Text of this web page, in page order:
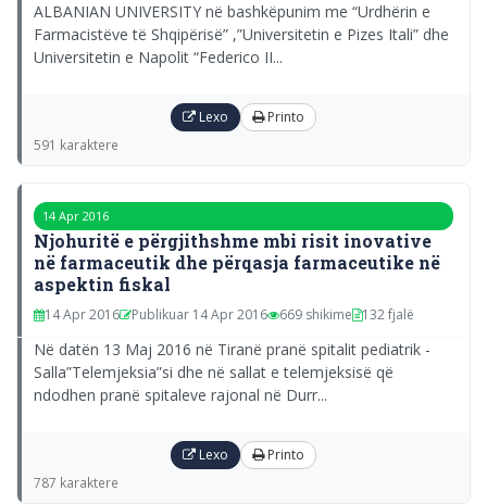
ALBANIAN UNIVERSITY në bashkëpunim me “Urdhërin e
Farmacistëve të Shqipërisë” ,”Universitetin e Pizes Itali” dhe
Universitetin e Napolit “Federico II...
Lexo Printo
591 karaktere
14 Apr 2016
Njohuritë e përgjithshme mbi risit inovative
në farmaceutik dhe përqasja farmaceutike në
aspektin fiskal
14 Apr 2016 Publikuar 14 Apr 2016 669 shikime 132 fjalë
Në datën 13 Maj 2016 në Tiranë pranë spitalit pediatrik -
Salla”Telemjeksia”si dhe në sallat e telemjeksisë që
ndodhen pranë spitaleve rajonal në Durr...
Lexo Printo
787 karaktere